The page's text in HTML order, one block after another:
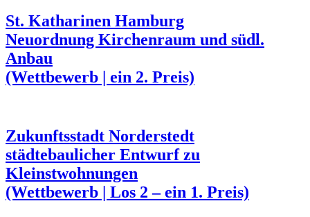
St. Katharinen Hamburg
Neuordnung Kirchenraum und südl.
Anbau
(Wettbewerb | ein 2. Preis)
Zukunftsstadt Norderstedt
städtebaulicher Entwurf zu
Kleinstwohnungen
(Wettbewerb | Los 2 – ein 1. Preis)